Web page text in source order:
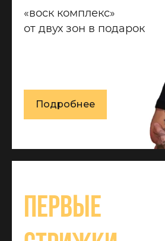
«воск комплекс»
от двух зон в подарок
Подробнее
Первые